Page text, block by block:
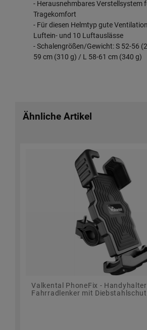
- Herausnehmbares Verstellsystem
Tragekomfort
- Für diesen Helmtyp gute
Luftein- und 10 Luftauslässe
- Schalengrößen/Gewicht: S 52-56
59 cm (310 g) / L 58-61 cm (340 g)
Ähnliche Artikel
Valkental PhoneFix -
Fahrradlenker mit